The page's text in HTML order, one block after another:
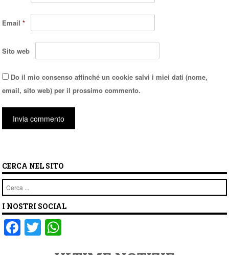
Email*
Sito web
Do il mio consenso affinché un cookie salvi i miei dati (nome,
email, sito web) per il prossimo commento.
CERCA NEL SITO
Cerca
I NOSTRI SOCIAL
F T